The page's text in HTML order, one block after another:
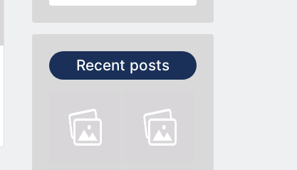
Recent posts